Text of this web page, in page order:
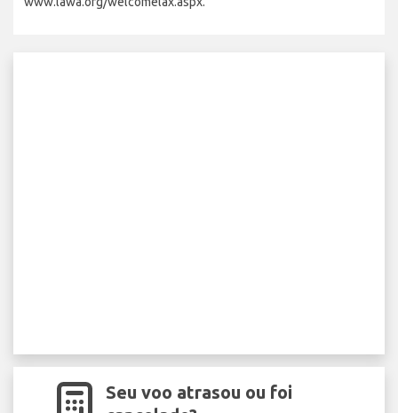
Seu voo atrasou ou foi